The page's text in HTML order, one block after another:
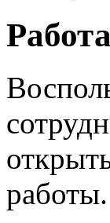
работы.